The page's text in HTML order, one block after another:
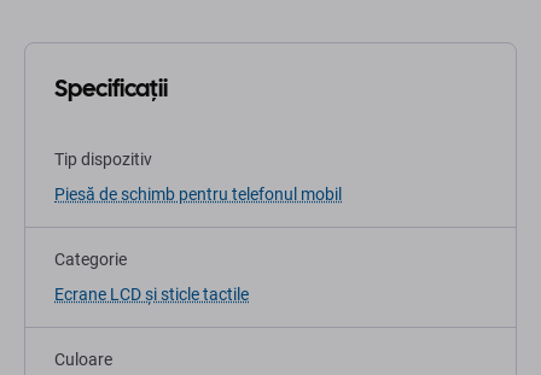
Specificații
Tip dispozitiv
Piesă de schimb pentru telefonul mobil
Categorie
Ecrane LCD și sticle tactile
Culoare